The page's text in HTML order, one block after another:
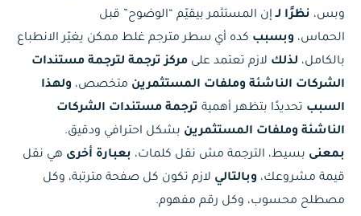
وبس، نظرًا لـإن المستثمر بيقيّم “الوضوح” قبل
الحماس، وبسبب كده أي سطر مترجم غلط ممكن يغيّر الانطباع
بالكامل، لذلك لازم تعتمد على مركز ترجمة لترجمة مستندات
الشركات الناشئة وملفات المستثمرين متخصص، ولهذا
السبب تحديدًا بتظهر أهمية ترجمة مستندات الشركات
الناشئة وملفات المستثمرين بشكل احترافي ودقيق.
بمعنى بسيط، الترجمة مش نقل كلمات، بعبارة أخرى هي نقل
قيمة مشروعك، وبالتالي لازم تكون كل صفحة مترتبة، وكل
مصطلح محسوب، وكل رقم مفهوم.